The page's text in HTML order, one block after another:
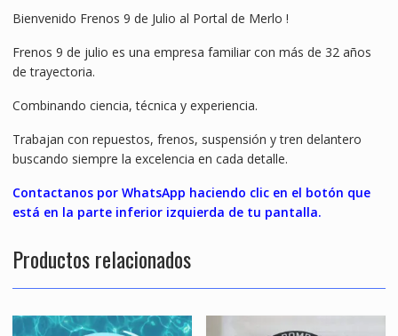
Bienvenido Frenos 9 de Julio al Portal de Merlo !
Frenos 9 de julio es una empresa familiar con más de 32 años
de trayectoria.
Combinando ciencia, técnica y experiencia.
Trabajan con repuestos, frenos, suspensión y tren delantero
buscando siempre la excelencia en cada detalle.
Contactanos por WhatsApp haciendo clic en el botón que
está en la parte inferior izquierda de tu pantalla.
Productos relacionados